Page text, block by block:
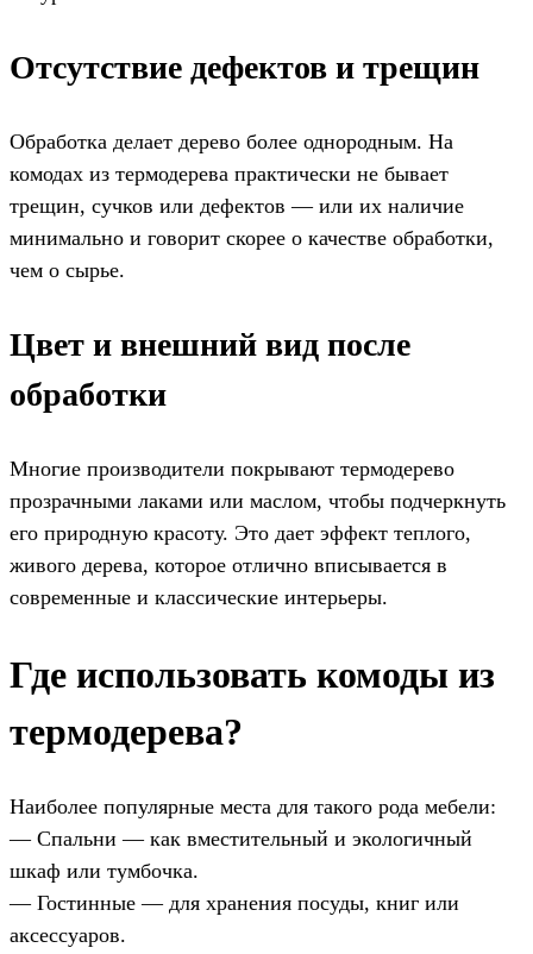
Отсутствие дефектов и трещин
Обработка делает дерево более однородным. На
комодах из термодерева практически не бывает
трещин, сучков или дефектов — или их наличие
минимально и говорит скорее о качестве обработки,
чем о сырье.
Цвет и внешний вид после
обработки
Многие производители покрывают термодерево
прозрачными лаками или маслом, чтобы подчеркнуть
его природную красоту. Это дает эффект теплого,
живого дерева, которое отлично вписывается в
современные и классические интерьеры.
Где использовать комоды из
термодерева?
Наиболее популярные места для такого рода мебели:
— Спальни — как вместительный и экологичный
шкаф или тумбочка.
— Гостинные — для хранения посуды, книг или
аксессуаров.